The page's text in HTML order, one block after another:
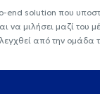
solution που
να μιλήσει μαζί του
από την ομάδα